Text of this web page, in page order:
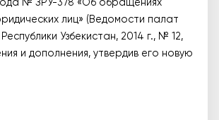
№ ЗРУ-378 «Об обращениях
лиц» (Ведомости палат
Узбекистан, 2014 г., № 12,
и дополнения, утвердив его новую